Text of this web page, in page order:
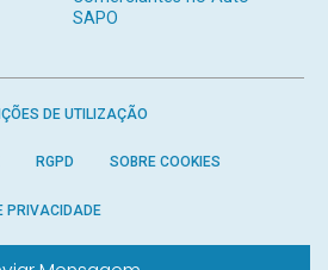
SAPO
DE UTILIZAÇÃO
RGPD SOBRE COOKIES
PRIVACIDADE